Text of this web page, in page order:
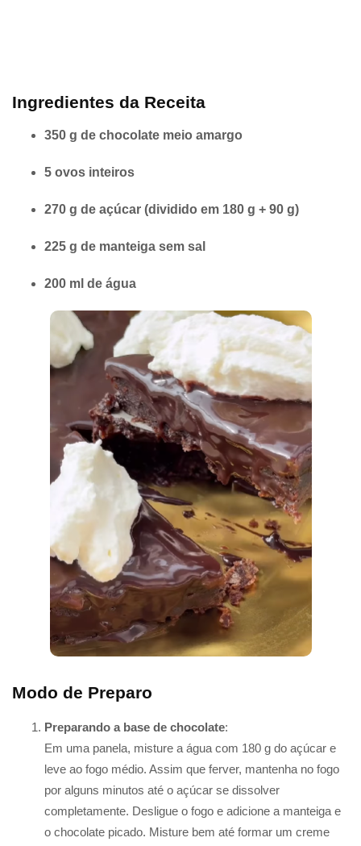
Ingredientes da Receita
350 g de chocolate meio amargo
5 ovos inteiros
270 g de açúcar (dividido em 180 g + 90 g)
225 g de manteiga sem sal
200 ml de água
Modo de Preparo
Preparando a base de chocolate:
Em uma panela, misture a água com 180 g do açúcar e
leve ao fogo médio. Assim que ferver, mantenha no fogo
por alguns minutos até o açúcar se dissolver
completamente. Desligue o fogo e adicione a manteiga e
o chocolate picado. Misture bem até formar um creme